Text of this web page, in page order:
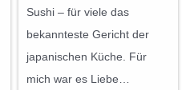
Sushi – für viele das
bekannteste Gericht der
japanischen Küche. Für
mich war es Liebe…